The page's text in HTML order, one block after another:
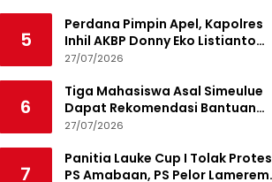
5
Perdana Pimpin Apel, Kapolres
Inhil AKBP Donny Eko Listianto
Tekankan Disiplin
27/07/2026
6
Tiga Mahasiswa Asal Simeulue
Dapat Rekomendasi Bantuan
Pendidikan dari Jamaluddin
27/07/2026
7
Panitia Lauke Cup I Tolak Protes
PS Amabaan, PS Pelor Lamerem